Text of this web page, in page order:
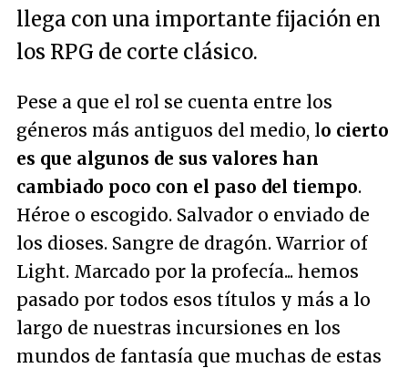
llega con una importante fijación en
los RPG de corte clásico.
Pese a que el rol se cuenta entre los
géneros más antiguos del medio, lo cierto
es que algunos de sus valores han
cambiado poco con el paso del tiempo.
Héroe o escogido. Salvador o enviado de
los dioses. Sangre de dragón. Warrior of
Light. Marcado por la profecía... hemos
pasado por todos esos títulos y más a lo
largo de nuestras incursiones en los
mundos de fantasía que muchas de estas